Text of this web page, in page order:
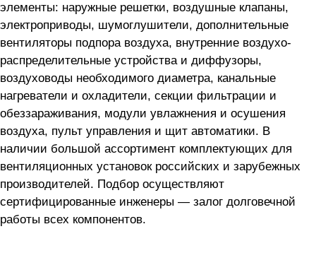
элементы: наружные решетки, воздушные клапаны,
электроприводы, шумоглушители, дополнительные
вентиляторы подпора воздуха, внутренние воздухо-
распределительные устройства и диффузоры,
воздуховоды необходимого диаметра, канальные
нагреватели и охладители, секции фильтрации и
обеззараживания, модули увлажнения и осушения
воздуха, пульт управления и щит автоматики. В
наличии большой ассортимент комплектующих для
вентиляционных установок российских и зарубежных
производителей. Подбор осуществляют
сертифицированные инженеры — залог долговечной
работы всех компонентов.